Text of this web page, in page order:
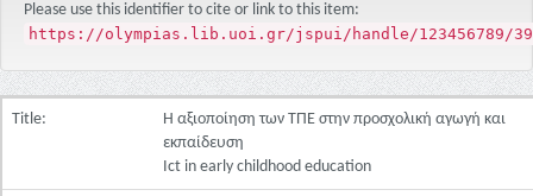
Please use this identifier to cite or link to this item:
https://olympias.lib.uoi.gr/jspui/handle/123456789/
Title:
Η αξιοποίηση των ΤΠΕ στην προσχολική αγωγή και
εκπαίδευση
Ict in early childhood education